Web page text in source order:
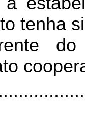
tenha